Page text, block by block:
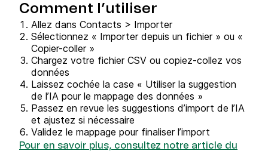
Comment l’utiliser
Allez dans Contacts > Importer
Sélectionnez « Importer depuis un fichier » ou «
Copier-coller »
Chargez votre fichier CSV ou copiez-collez vos
données
Laissez cochée la case « Utiliser la suggestion
de l’IA pour le mappage des données »
Passez en revue les suggestions d’import de l’IA
et ajustez si nécessaire
Validez le mappage pour finaliser l’import
Pour en savoir plus, consultez notre article du